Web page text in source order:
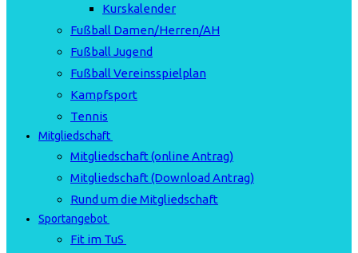
Kurskalender
Fußball Damen/Herren/AH
Fußball Jugend
Fußball Vereinsspielplan
Kampfsport
Tennis
Mitgliedschaft
Mitgliedschaft (online Antrag)
Mitgliedschaft (Download Antrag)
Rund um die Mitgliedschaft
Sportangebot
Fit im TuS